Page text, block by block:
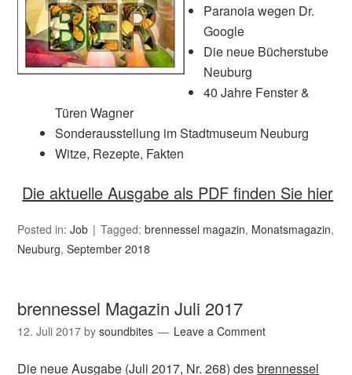
Paranoia wegen Dr.
Google
Die neue Bücherstube
Neuburg
40 Jahre Fenster &
Türen Wagner
Sonderausstellung im Stadtmuseum Neuburg
Witze, Rezepte, Fakten
Die aktuelle Ausgabe als PDF finden Sie hier
Posted in:Job Tagged:brennessel magazin, Monatsmagazin,
Neuburg,September 2018
brennessel Magazin Juli 2017
12. Juli 2017 bysoundbites Leave a Comment
Die neue Ausgabe (Juli 2017, Nr. 268) desbrennessel